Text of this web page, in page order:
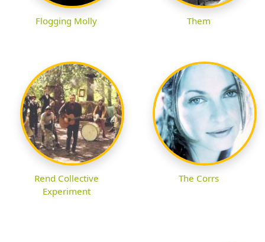
Flogging Molly Them
Rend Collective
Experiment
The Corrs